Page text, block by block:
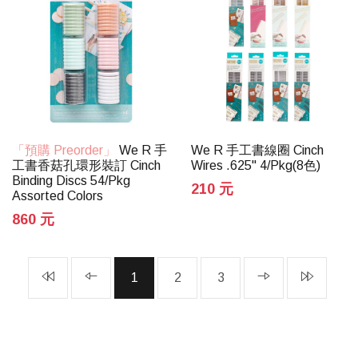
「預購 Preorder」
We R 手
工書香菇孔環形裝訂 Cinch
Binding Discs 54/Pkg
Assorted Colors
860 元
We R 手工書線圈 Cinch
Wires .625" 4/Pkg(8色)
210 元
1 2 3